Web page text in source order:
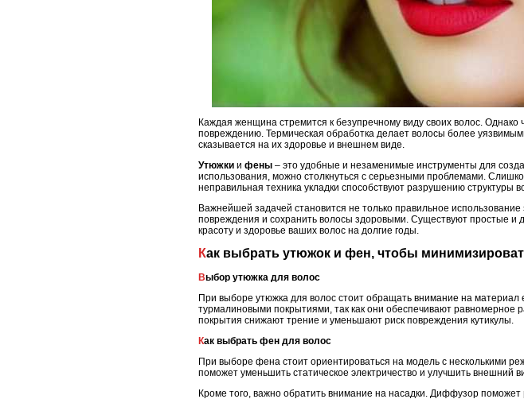
Каждая женщина стремится к безупречному виду своих волос.
повреждению. Термическая обработка делает волосы более
сказывается на их здоровье и внешнем виде.
Утюжки и фены – это удобные и незаменимые инструменты для
использования, можно столкнуться с серьезными проблемами.
неправильная техника укладки способствуют разрушению структуры
Важнейшей задачей становится не только правильное
повреждения и сохранить волосы здоровыми. Существуют простые и
красоту и здоровье ваших волос на долгие годы.
Как выбрать утюжок и фен, чтобы
Выбор утюжка для волос
При выборе утюжка для волос стоит обращать внимание на материал
турмалиновыми покрытиями, так как они обеспечивают равномерное
покрытия снижают трение и уменьшают риск повреждения кутикулы.
Как выбрать фен для волос
При выборе фена стоит ориентироваться на модель с несколькими
поможет уменьшить статическое электричество и улучшить внешний
Кроме того, важно обратить внимание на насадки. Диффузор